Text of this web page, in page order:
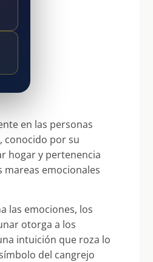
en las personas
conocido por su
hogar y pertenencia
mareas emocionales
las emociones, los
otorga a los
intuición que roza lo
del cangrejo